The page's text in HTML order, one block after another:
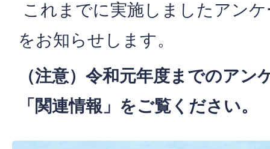
これまでに実施しましたアン
をお知らせします。
（注意）令和元年度までのアン
「関連情報」をご覧ください。